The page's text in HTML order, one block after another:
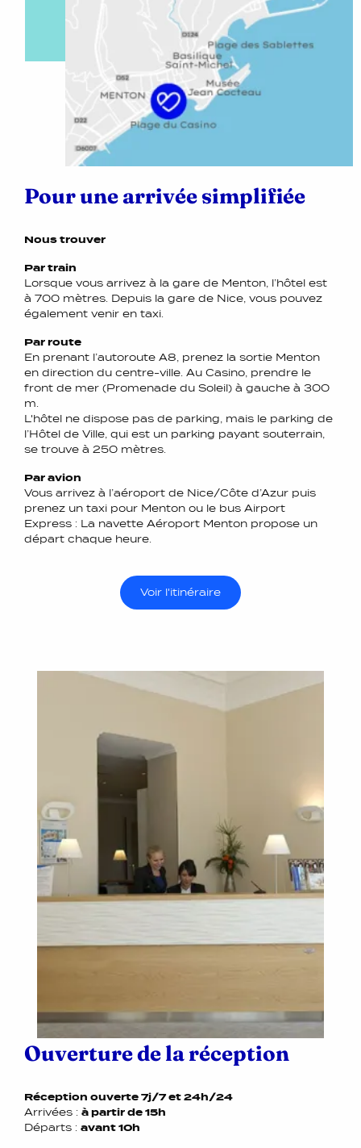
Pour une arrivée simplifiée
Nous trouver
Par train
Lorsque vous arrivez à la gare de Menton, l’hôtel est
à 700 mètres. Depuis la gare de Nice, vous pouvez
également venir en taxi.
Par route
En prenant l’autoroute A8, prenez la sortie Menton
en direction du centre-ville. Au Casino, prendre le
front de mer (Promenade du Soleil) à gauche à 300
m.
L'hôtel ne dispose pas de parking, mais le parking de
l’Hôtel de Ville, qui est un parking payant souterrain,
se trouve à 250 mètres.
Par avion
Vous arrivez à l’aéroport de Nice/Côte d’Azur puis
prenez un taxi pour Menton ou le bus Airport
Express : La navette Aéroport Menton propose un
départ chaque heure.
Voir l'itinéraire
Ouverture de la réception
Réception ouverte 7j/7 et 24h/24
Arrivées : à partir de 15h
Départs : avant 10h